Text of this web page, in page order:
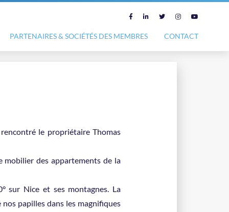
PARTENAIRES & SOCIÉTÉS DES MEMBRES CONTACT
le propriétaire Thomas
mobilier des appartements de la
sur Nice et ses montagnes. La
papilles dans les magnifiques